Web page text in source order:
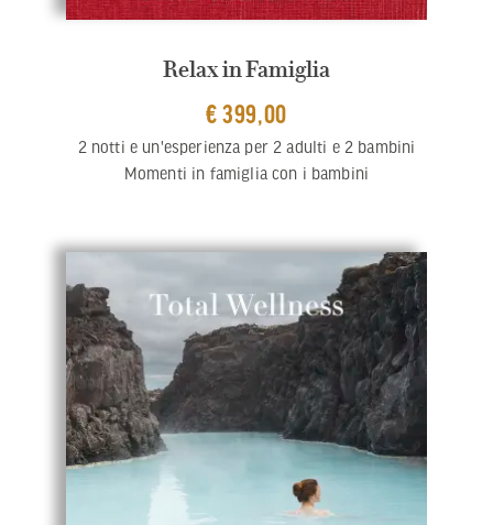
Relax in Famiglia
€ 399,00
2 notti e un'esperienza per 2 adulti e 2 bambini
Momenti in famiglia con i bambini